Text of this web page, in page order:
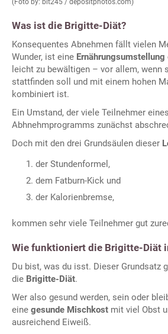
(Foto by: bit245 / depositphotos.com)
Was ist die Brigitte-Diät?
Konsequentes Abnehmen fällt vielen
Wunder, ist eine Ernährungsumstellung
leicht zu bewältigen – vor allem, wenn
stattfinden soll und mit einem hohen
kombiniert ist.
Ein Umstand, der viele Teilnehmer eines
Abhnehmprogramms zunächst
Doch mit den drei Grundsäulen dieser
der Stundenformel,
dem Fatburn-Kick und
der Kalorienbremse,
kommen sehr viele Teilnehmer gut
Wie funktioniert die Brigitte-Diät
Du bist, was du isst. Dieser Grundsatz
die Brigitte-Diät.
Wer also gesund werden, sein oder
eine gesunde Mischkost mit viel Obst
ausreichend Eiweiß.